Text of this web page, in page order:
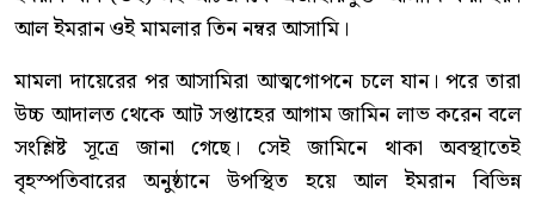
আল ইমরান ওই মামলার তিন নম্বর আসামি।
মামলা দায়েরের পর আসামিরা আত্মগোপনে চলে যান। পরে তারা
উচ্চ আদালত থেকে আট সপ্তাহের আগাম জামিন লাভ করেন বলে
সংশ্লিষ্ট সূত্রে জানা গেছে। সেই জামিনে থাকা অবস্থাতেই
বৃহস্পতিবারের অনুষ্ঠানে উপস্থিত হয়ে আল ইমরান বিভিন্ন